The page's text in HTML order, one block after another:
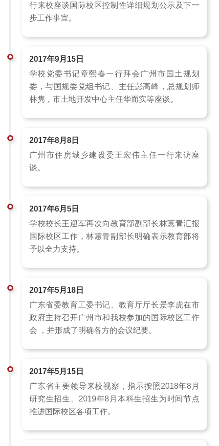
行来校座谈国际校区控制性详细规划公示及下一
步工作事宜。
2017年9月15日
学校党委书记章熙春一行拜会广州市国土规划
委，与国规委党组书记、主任彭高峰，总规划师
林隽，市土地开发中心主任华而实等座谈。
2017年8月8日
广州市住房城乡建设委王宏伟主任一行来访座
谈。
2017年6月5日
学校校长王迎军再次向教育部副部长林蕙青汇报
国际校区工作，林蕙青副部长明确表示教育部将
予以全力支持。
2017年5月18日
广东省委教育工委书记、教育厅厅长景李虎在市
政府主持召开广州市和我校参加的国际校区工作
会 ，并形成了明确各方的会议纪要。
2017年5月15日
广东省主要领导来校视察，指示按照2018年8月
研究生招生、2019年8月本科生招生为时间节点
推进国际校区各项工作。